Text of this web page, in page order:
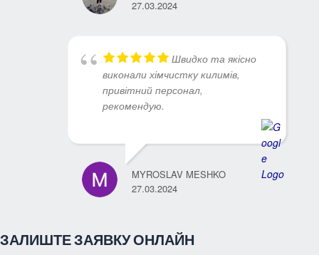
27.03.2024
Швидко та якісно
виконали хімчистку килимів,
привітний персонал,
рекомендую.
MYROSLAV MESHKO
27.03.2024
ЗАЛИШТЕ ЗАЯВКУ ОНЛАЙН